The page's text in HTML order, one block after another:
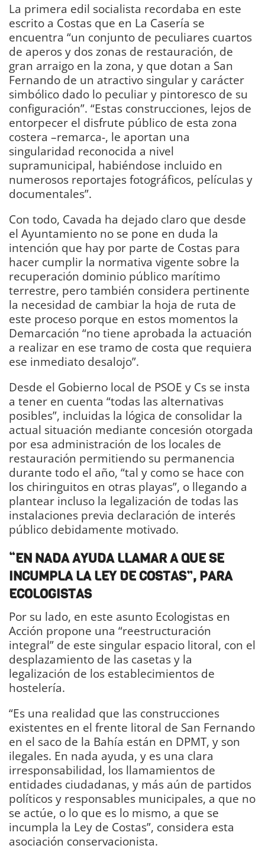
La primera edil socialista recordaba en este
escrito a Costas que en La Casería se
encuentra “un conjunto de peculiares cuartos
de aperos y dos zonas de restauración, de
gran arraigo en la zona, y que dotan a San
Fernando de un atractivo singular y carácter
simbólico dado lo peculiar y pintoresco de su
configuración”. “Estas construcciones, lejos de
entorpecer el disfrute público de esta zona
costera –remarca-, le aportan una
singularidad reconocida a nivel
supramunicipal, habiéndose incluido en
numerosos reportajes fotográficos, películas y
documentales”.
Con todo, Cavada ha dejado claro que desde
el Ayuntamiento no se pone en duda la
intención que hay por parte de Costas para
hacer cumplir la normativa vigente sobre la
recuperación dominio público marítimo
terrestre, pero también considera pertinente
la necesidad de cambiar la hoja de ruta de
este proceso porque en estos momentos la
Demarcación “no tiene aprobada la actuación
a realizar en ese tramo de costa que requiera
ese inmediato desalojo”.
Desde el Gobierno local de PSOE y Cs se insta
a tener en cuenta “todas las alternativas
posibles”, incluidas la lógica de consolidar la
actual situación mediante concesión otorgada
por esa administración de los locales de
restauración permitiendo su permanencia
durante todo el año, “tal y como se hace con
los chiringuitos en otras playas”, o llegando a
plantear incluso la legalización de todas las
instalaciones previa declaración de interés
público debidamente motivado.
“EN NADA AYUDA LLAMAR A QUE SE
INCUMPLA LA LEY DE COSTAS”, PARA
ECOLOGISTAS
Por su lado, en este asunto Ecologistas en
Acción propone una “reestructuración
integral” de este singular espacio litoral, con el
desplazamiento de las casetas y la
legalización de los establecimientos de
hostelería.
“Es una realidad que las construcciones
existentes en el frente litoral de San Fernando
en el saco de la Bahía están en DPMT, y son
ilegales. En nada ayuda, y es una clara
irresponsabilidad, los llamamientos de
entidades ciudadanas, y más aún de partidos
políticos y responsables municipales, a que no
se actúe, o lo que es lo mismo, a que se
incumpla la Ley de Costas”, considera esta
asociación conservacionista.